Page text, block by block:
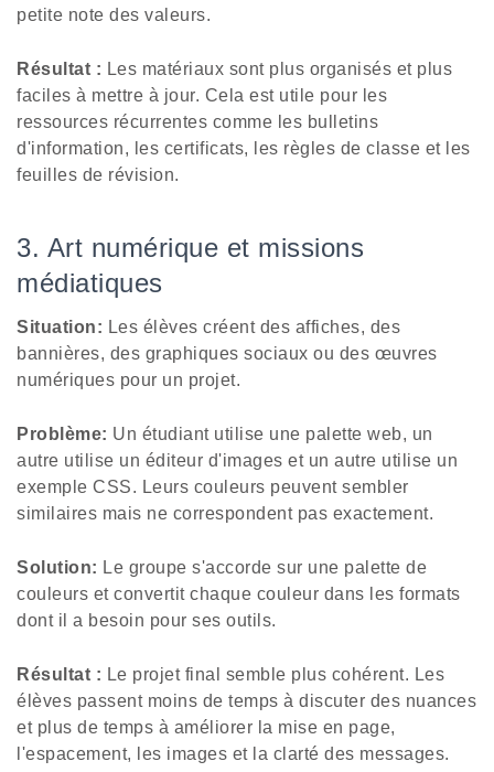
petite note des valeurs.
Résultat : Les matériaux sont plus organisés et plus
faciles à mettre à jour. Cela est utile pour les
ressources récurrentes comme les bulletins
d'information, les certificats, les règles de classe et les
feuilles de révision.
3. Art numérique et missions
médiatiques
Situation: Les élèves créent des affiches, des
bannières, des graphiques sociaux ou des œuvres
numériques pour un projet.
Problème: Un étudiant utilise une palette web, un
autre utilise un éditeur d'images et un autre utilise un
exemple CSS. Leurs couleurs peuvent sembler
similaires mais ne correspondent pas exactement.
Solution: Le groupe s'accorde sur une palette de
couleurs et convertit chaque couleur dans les formats
dont il a besoin pour ses outils.
Résultat : Le projet final semble plus cohérent. Les
élèves passent moins de temps à discuter des nuances
et plus de temps à améliorer la mise en page,
l'espacement, les images et la clarté des messages.